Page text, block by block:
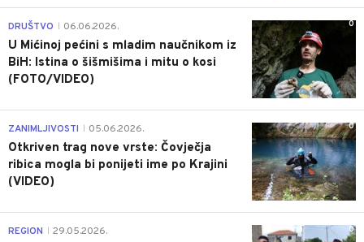
0
DRUŠTVO 06.06.2026.
U Mićinoj pećini s mladim naučnikom iz
BiH: Istina o šišmišima i mitu o kosi
(FOTO/VIDEO)
0
ZANIMLJIVOSTI 05.06.2026.
Otkriven trag nove vrste: Čovječja
ribica mogla bi ponijeti ime po Krajini
(VIDEO)
0
REGION 29.05.2026.